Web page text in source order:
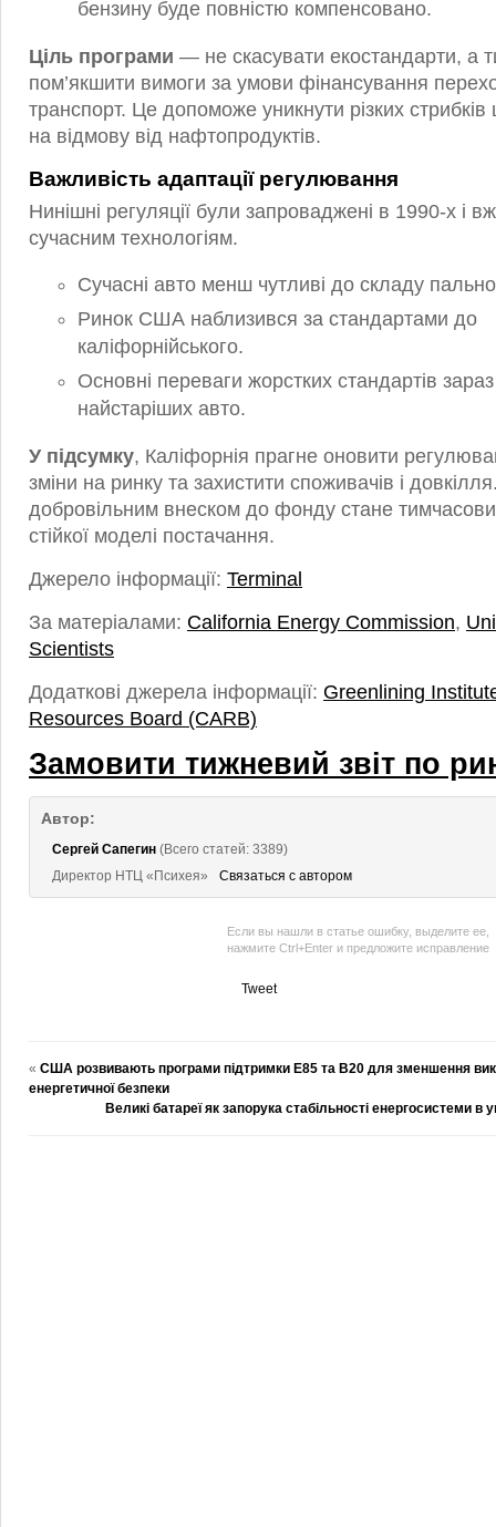
бензину буде повністю компенсовано.
Ціль програми — не скасувати екостандарти, а
пом’якшити вимоги за умови фінансування
транспорт. Це допоможе уникнути різких
на відмову від нафтопродуктів.
Важливість адаптації регулювання
Нинішні регуляції були запроваджені в 1990-х і
сучасним технологіям.
Сучасні авто менш чутливі до складу
Ринок США наблизився за стандартами до
каліфорнійського.
Основні переваги жорстких стандартів
найстаріших авто.
У підсумку, Каліфорнія прагне оновити
зміни на ринку та захистити споживачів і
добровільним внеском до фонду стане
стійкої моделі постачання.
Джерело інформації: Terminal
За матеріалами: California Energy Commission,
Scientists
Додаткові джерела інформації: Greenlining
Resources Board (CARB)
Замовити тижневий звіт по
Автор:
Сергей Сапегин (Всего статей: 3389)
Директор НТЦ «Психея»
Связаться с автором
Если вы нашли в статье ошибку, выделите ее,
нажмите Ctrl+Enter и предложите исправление
Tweet
« США розвивають програми підтримки E85 та B20 для зменшення
енергетичної безпеки
Великі батареї як запорука стабільності енергосистеми в